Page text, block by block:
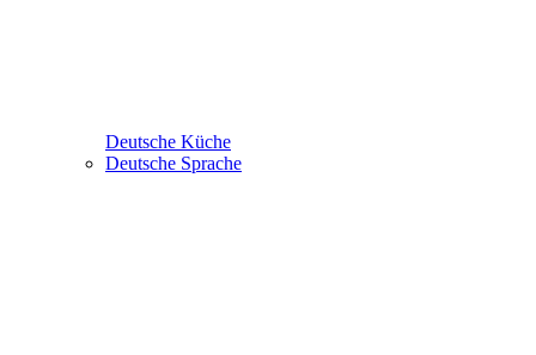
Deutsche Küche
Deutsche Sprache